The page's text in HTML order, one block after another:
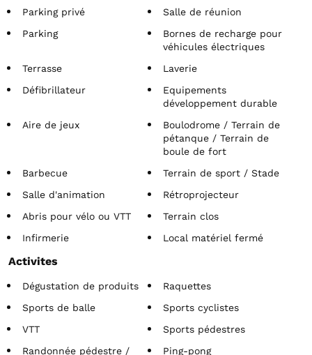
Parking privé
Salle de réunion
Parking
Bornes de recharge pour
véhicules électriques
Terrasse
Laverie
Défibrillateur
Equipements
développement durable
Aire de jeux
Boulodrome / Terrain de
pétanque / Terrain de
boule de fort
Barbecue
Terrain de sport / Stade
Salle d'animation
Rétroprojecteur
Abris pour vélo ou VTT
Terrain clos
Infirmerie
Local matériel fermé
Activites
Dégustation de produits
Raquettes
Sports de balle
Sports cyclistes
VTT
Sports pédestres
Randonnée pédestre /
Ping-pong